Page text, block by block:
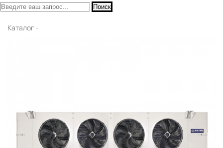
Поиск
Каталог -